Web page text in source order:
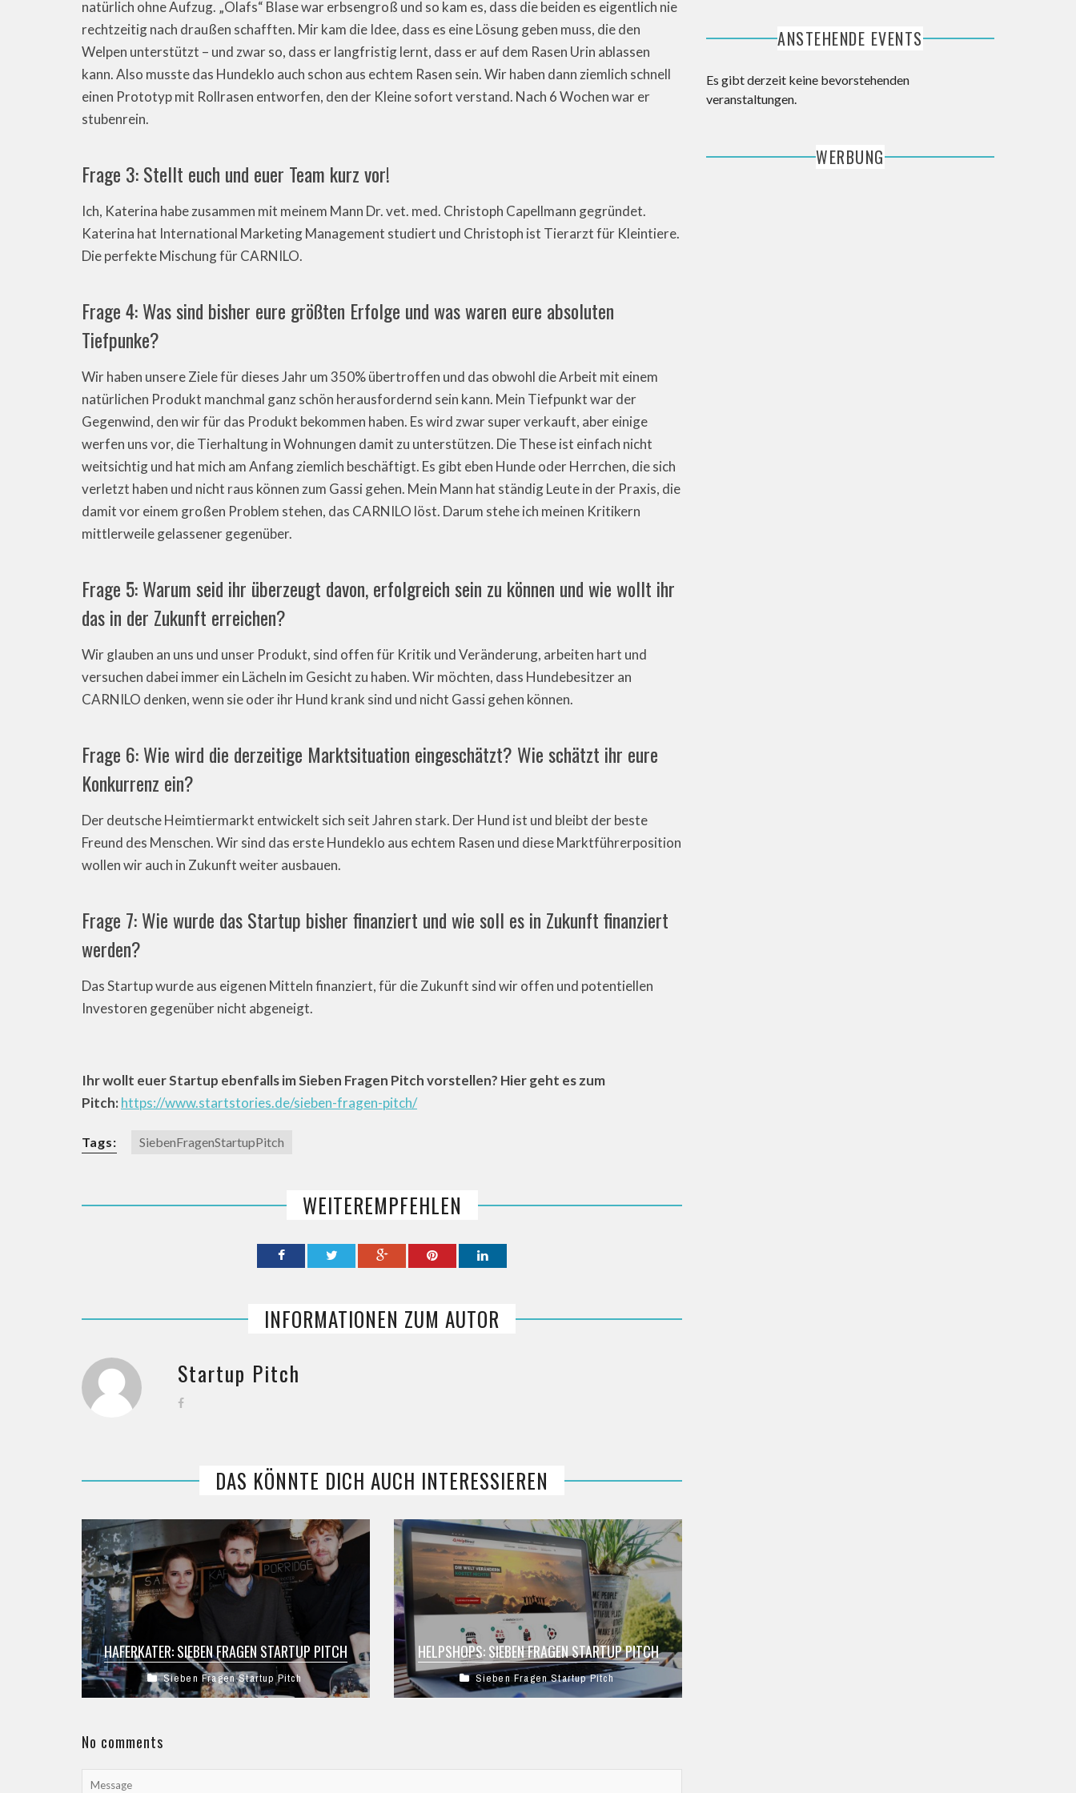
natürlich ohne Aufzug. „Olafs“ Blase war erbsengroß und so kam es, dass die beiden es eigentlich nie
rechtzeitig nach draußen schafften. Mir kam die Idee, dass es eine Lösung geben muss, die den
Welpen unterstützt – und zwar so, dass er langfristig lernt, dass er auf dem Rasen Urin ablassen
kann. Also musste das Hundeklo auch schon aus echtem Rasen sein. Wir haben dann ziemlich schnell
einen Prototyp mit Rollrasen entworfen, den der Kleine sofort verstand. Nach 6 Wochen war er
stubenrein.
Frage 3: Stellt euch und euer Team kurz vor!
Ich, Katerina habe zusammen mit meinem Mann Dr. vet. med. Christoph Capellmann gegründet.
Katerina hat International Marketing Management studiert und Christoph ist Tierarzt für Kleintiere.
Die perfekte Mischung für CARNILO.
Frage 4: Was sind bisher eure größten Erfolge und was waren eure absoluten
Tiefpunke?
Wir haben unsere Ziele für dieses Jahr um 350% übertroffen und das obwohl die Arbeit mit einem
natürlichen Produkt manchmal ganz schön herausfordernd sein kann. Mein Tiefpunkt war der
Gegenwind, den wir für das Produkt bekommen haben. Es wird zwar super verkauft, aber einige
werfen uns vor, die Tierhaltung in Wohnungen damit zu unterstützen. Die These ist einfach nicht
weitsichtig und hat mich am Anfang ziemlich beschäftigt. Es gibt eben Hunde oder Herrchen, die sich
verletzt haben und nicht raus können zum Gassi gehen. Mein Mann hat ständig Leute in der Praxis, die
damit vor einem großen Problem stehen, das CARNILO löst. Darum stehe ich meinen Kritikern
mittlerweile gelassener gegenüber.
Frage 5: Warum seid ihr überzeugt davon, erfolgreich sein zu können und wie wollt ihr
das in der Zukunft erreichen?
Wir glauben an uns und unser Produkt, sind offen für Kritik und Veränderung, arbeiten hart und
versuchen dabei immer ein Lächeln im Gesicht zu haben. Wir möchten, dass Hundebesitzer an
CARNILO denken, wenn sie oder ihr Hund krank sind und nicht Gassi gehen können.
Frage 6: Wie wird die derzeitige Marktsituation eingeschätzt? Wie schätzt ihr eure
Konkurrenz ein?
Der deutsche Heimtiermarkt entwickelt sich seit Jahren stark. Der Hund ist und bleibt der beste
Freund des Menschen. Wir sind das erste Hundeklo aus echtem Rasen und diese Marktführerposition
wollen wir auch in Zukunft weiter ausbauen.
Frage 7: Wie wurde das Startup bisher finanziert und wie soll es in Zukunft finanziert
werden?
Das Startup wurde aus eigenen Mitteln finanziert, für die Zukunft sind wir offen und potentiellen
Investoren gegenüber nicht abgeneigt.
Ihr wollt euer Startup ebenfalls im Sieben Fragen Pitch vorstellen? Hier geht es zum
Pitch: https://www.startstories.de/sieben-fragen-pitch/
Tags: SiebenFragenStartupPitch
WEITEREMPFEHLEN
INFORMATIONEN ZUM AUTOR
Startup Pitch
DAS KÖNNTE DICH AUCH INTERESSIEREN
HAFERKATER: SIEBEN FRAGEN STARTUP PITCH
Haferkater im Sieben Fragen Startup Pitch. Wie
kam es zur Idee, wie funktioniert das
Sieben Fragen Startup Pitch
HELPSHOPS: SIEBEN FRAGEN STARTUP PITCH
HelpShops im Sieben Fragen Startup Pitch. Wie
kam es zur Idee, wie funktioniert das
Sieben Fragen Startup Pitch
No comments
ANSTEHENDE EVENTS
Es gibt derzeit keine bevorstehenden
veranstaltungen.
WERBUNG